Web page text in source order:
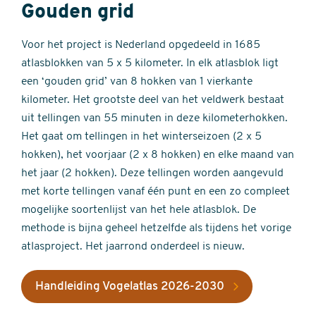
Gouden grid
Voor het project is Nederland opgedeeld in 1685
atlasblokken van 5 x 5 kilometer. In elk atlasblok ligt
een ‘gouden grid’ van 8 hokken van 1 vierkante
kilometer. Het grootste deel van het veldwerk bestaat
uit tellingen van 55 minuten in deze kilometerhokken.
Het gaat om tellingen in het winterseizoen (2 x 5
hokken), het voorjaar (2 x 8 hokken) en elke maand van
het jaar (2 hokken). Deze tellingen worden aangevuld
met korte tellingen vanaf één punt en een zo compleet
mogelijke soortenlijst van het hele atlasblok. De
methode is bijna geheel hetzelfde als tijdens het vorige
atlasproject. Het jaarrond onderdeel is nieuw.
Handleiding Vogelatlas 2026-2030